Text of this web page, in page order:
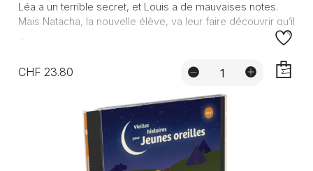
Léa a un terrible secret, et Louis a de mauvaises notes.
Mais Natacha, la nouvelle élève, va leur faire découvrir qu’il
CHF 23.80